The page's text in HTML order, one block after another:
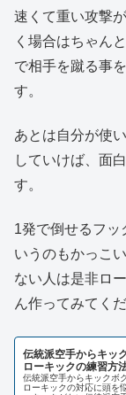
速くて重い攻撃
く場合はちゃん
で相手を蹴る事
す。
あとは自分が使
していけば、面
す。
1発で倒せるフッ
いうのもかっこ
ない人は是非ロ
ん作ってみてくだ
伝統派空手からキッ
ローキックの練習方
伝統派空手からキックボ
ローキックの対応に頭を悩ませ